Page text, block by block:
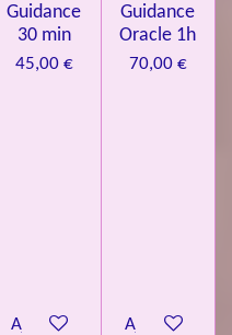
Guidance
30 min
45,00 €
Ajouter au panier
Guidance
Oracle 1h
70,00 €
Ajouter au